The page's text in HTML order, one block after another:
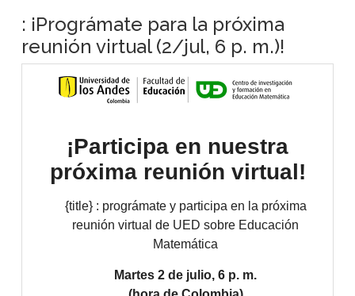
: ¡Prográmate para la próxima
reunión virtual (2/jul, 6 p. m.)!